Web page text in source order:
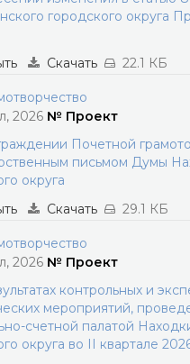
городского округа
Скачать 22.1 КБ
2026 № Проект
Почетной
письмом Думы
округа
Скачать 29.1 КБ
2026 № Проект
контрольных и
мероприятий,
счетной палатой
округа во II квартале